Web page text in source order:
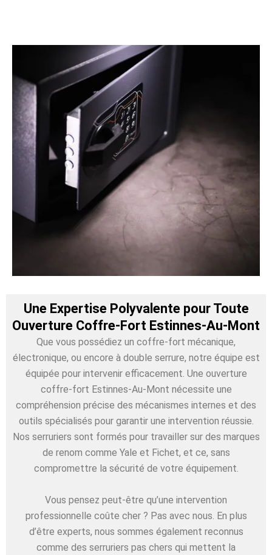
Une Expertise Polyvalente pour Toute
Ouverture Coffre-Fort Estinnes-Au-Mont
Que vous possédiez un coffre-fort mécanique,
électronique, ou encore à double serrure, notre équipe est
équipée pour intervenir efficacement. Une ouverture
coffre-fort Estinnes-Au-Mont nécessite une
compréhension précise des mécanismes internes et des
outils spécialisés pour garantir une intervention réussie.
Nos serruriers sont formés pour travailler sur des marques
de renom comme Yale et Fichet, et ce, sans
compromettre la sécurité de votre équipement.
Vous pensez peut-être qu’une intervention
professionnelle coûte cher ? Pas avec nous. En plus
d’être experts, nous sommes également reconnus
comme des serruriers pas chers qui mettent la